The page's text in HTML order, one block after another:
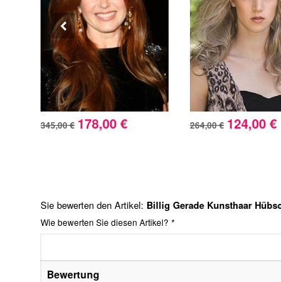
345,00 € 178,00 € 264,00 € 124,00 €
Sie bewerten den Artikel: Billig Gerade Kunsthaar
Wie bewerten Sie diesen Artikel? *
Bewertung